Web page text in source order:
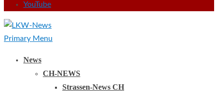
YouTube
Primary Menu
News
CH-NEWS
Strassen-News CH